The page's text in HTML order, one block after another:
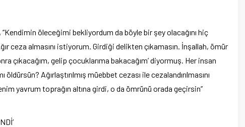
“Kendimin öleceğimi bekliyordum da böyle bir şey olacağını hiç
ceza almasını istiyorum. Girdiği delikten çıkamasın. İnşallah, ömür
çıkacağım, gelip çocuklarıma bakacağım’ diyormuş. Her insan
Ağırlaştırılmış müebbet cezası ile cezalandırılmasını
yavrum toprağın altına girdi, o da ömrünü orada geçirsin”